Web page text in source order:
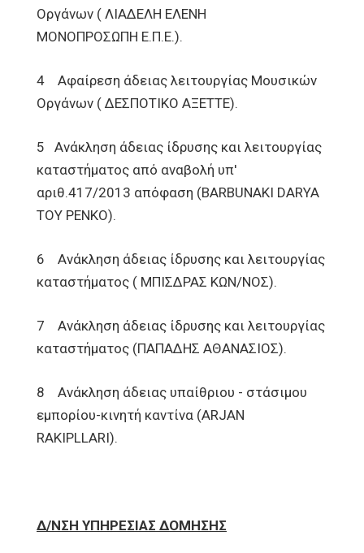
Οργάνων ( ΛΙΑΔΕΛΗ ΕΛΕΝΗ
ΜΟΝΟΠΡΟΣΩΠΗ Ε.Π.Ε.).
4 Αφαίρεση άδειας λειτουργίας Μουσικών
Οργάνων ( ΔΕΣΠΟΤΙΚΟ ΑΞΕΤΤΕ).
5 Ανάκληση άδειας ίδρυσης και λειτουργίας
καταστήματος από αναβολή υπ'
αριθ.417/2013 απόφαση (BARBUNAKI DARYA
TOY PENKO).
6 Ανάκληση άδειας ίδρυσης και λειτουργίας
καταστήματος ( ΜΠΙΣΔΡΑΣ ΚΩΝ/ΝΟΣ).
7 Ανάκληση άδειας ίδρυσης και λειτουργίας
καταστήματος (ΠΑΠΑΔΗΣ ΑΘΑΝΑΣΙΟΣ).
8 Ανάκληση άδειας υπαίθριου - στάσιμου
εμπορίου-κινητή καντίνα (ARJAN
RAKIPLLARI).
Δ/ΝΣΗ ΥΠΗΡΕΣΙΑΣ ΔΟΜΗΣΗΣ